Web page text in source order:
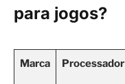
para jogos?
Marca Processador